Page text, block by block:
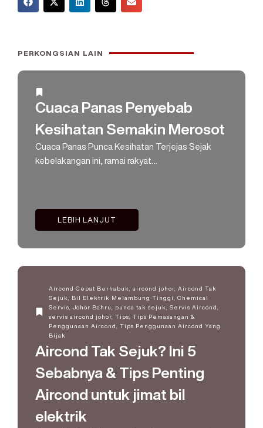
PERKONGSIAN LAIN
Cuaca Panas Penyebab
Kesihatan Semakin Merosot
Cuaca Panas Punca Kesihatan Terjejas Sejak
kebelakangan ini, ramai rakyat…
LEBIH LANJUT
Aircond Cepat Berhabuk aircond johor,
Aircond Tak
Sejuk
Bil Elektrik Melambung Tinggi
Chemical
Servis
Johor Bahru punca tak sejuk Servis Aircond
servis aircond johor, Tips
Tips Pemasangan &
Penggunaan Aircond
Tips Penggunaan Aircond Yang
Bijak
Aircond Tak Sejuk? Ini 5
Sebabnya & Tips Penting
Aircond untuk jimat bil
elektrik